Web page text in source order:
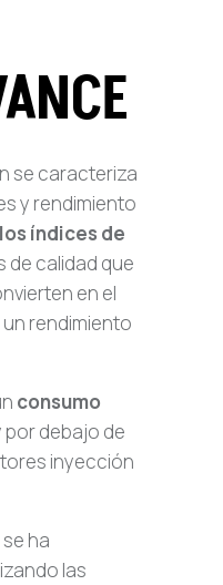
se caracteriza
y rendimiento
índices de
de calidad que
en el
rendimiento
consumo
por debajo de
inyección
ha
las